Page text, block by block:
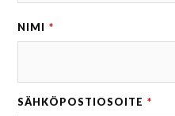
NIMI *
SÄHKÖPOSTIOSOITE *